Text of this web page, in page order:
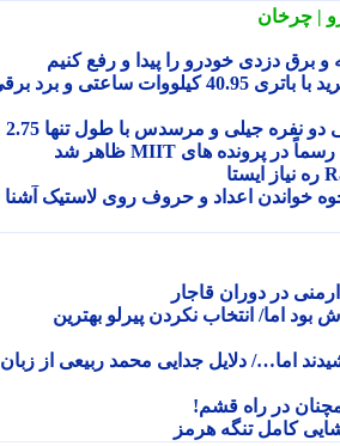
دزدی خودرو را پیدا و رفع کنیم
نیسان NX7 پلاگین هیبرید با باتری 40.95 کیلووات ساعتی و برد برقی
Smart #2؛ میکرو-برقی دو نفره جیلی و مرسدس با طول تنها 2.75
اعداد و حروف روی لاستیک آشنا
در دوران قاجار
انتخاب نکردن پیرلو بهترین
دلایل جدایی محمد ربیعی از زبان
در راه قشم!
کامل تنگه هرمز